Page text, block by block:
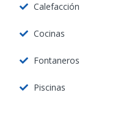
Calefacción
Cocinas
Fontaneros
Piscinas